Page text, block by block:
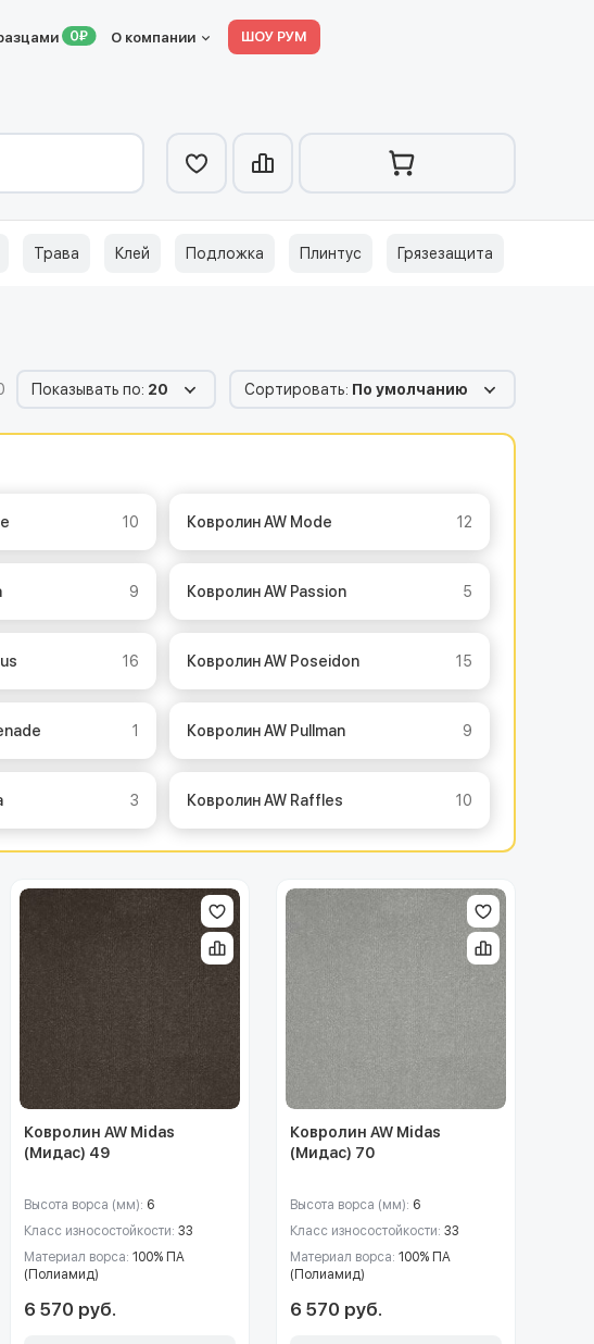
О компании ШОУ РУМ
Трава Клей Подложка Плинтус Грязезащита
Показывать по: 20 Сортировать: По умолчанию
10 Ковролин AW Mode 12
9 Ковролин AW Passion 5
16 Ковролин AW Poseidon 15
1 Ковролин AW Pullman 9
3 Ковролин AW Raffles 10
Ковролин AW Midas
(Мидас) 49
Высота ворса (мм): 6
Класс износостойкости:33
Материал ворса:100% ПА
(Полиамид)
6 570 руб.
Ковролин AW Midas
(Мидас) 70
Высота ворса (мм): 6
Класс износостойкости:33
Материал ворса:100% ПА
(Полиамид)
6 570 руб.